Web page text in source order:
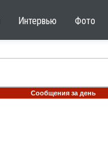
Интервью Фото
Сообщения за день